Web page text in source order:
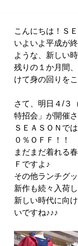
こんにちは！Ｓ
いよいよ平成が
ような、新しい
残りの１か月間
けて身の回りを
さて、明日４/３
特招会」が開催
ＳＥＡＳＯＮで
０％ＯＦＦ！！
まだまだ着れる
Ｆですよ♪
その他ランチグ
新作も続々入荷
新しい時代に向
いですね♪♪♪